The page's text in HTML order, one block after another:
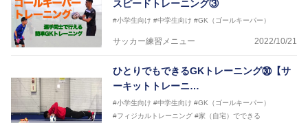
スピードトレーニング③
#小学生向け #中学生向け #GK（ゴールキーパー）
サッカー練習メニュー 2022/10/21
ひとりでもできるGKトレーニング㉚【サ
ーキットトレーニ…
#小学生向け #中学生向け #GK（ゴールキーパー）
#フィジカルトレーニング #家（自宅）でできる